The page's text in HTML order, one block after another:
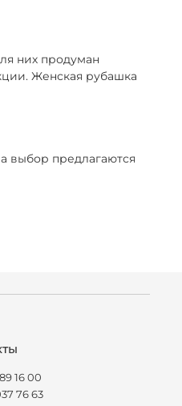
них продуман
Женская рубашка
выбор предлагаются
16 00
76 63